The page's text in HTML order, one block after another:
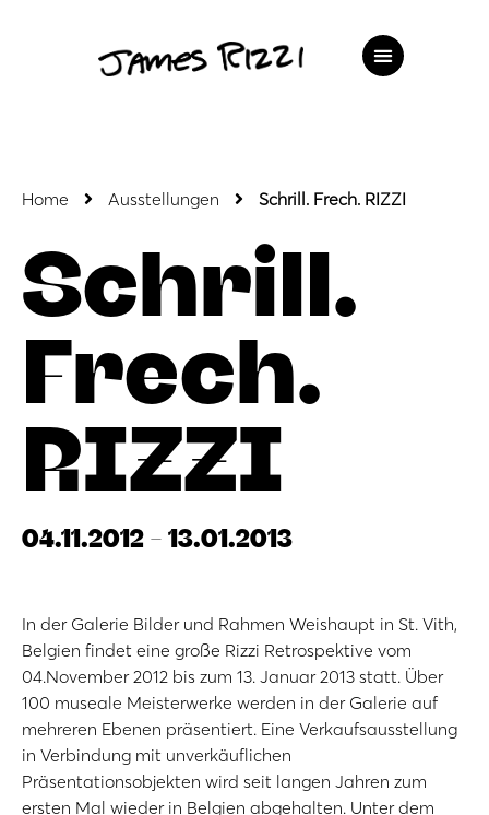
Home Ausstellungen Schrill. Frech. RIZZI
Schrill.
Frech.
RIZZI
04.11.2012 - 13.01.2013
In der Galerie Bilder und Rahmen Weishaupt in St. Vith,
Belgien findet eine große Rizzi Retrospektive vom
04.November 2012 bis zum 13. Januar 2013 statt. Über
100 museale Meisterwerke werden in der Galerie auf
mehreren Ebenen präsentiert. Eine Verkaufsausstellung
in Verbindung mit unverkäuflichen
Präsentationsobjekten wird seit langen Jahren zum
ersten Mal wieder in Belgien abgehalten. Unter dem